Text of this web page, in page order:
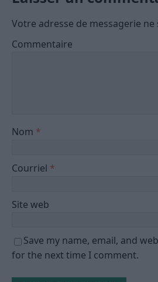
Votre adresse de messagerie ne
Commentaire
Nom *
Courriel *
Site web
Save my name, email, and
for the next time I comment.